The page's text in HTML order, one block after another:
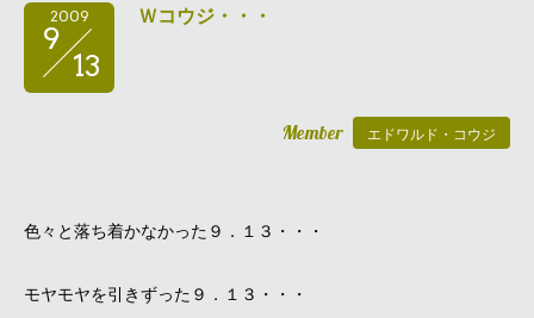
2009
9
13
Ｗコウジ・・・
Member エドワルド・コウジ
色々と落ち着かなかった９．１３・・・
モヤモヤを引きずった９．１３・・・